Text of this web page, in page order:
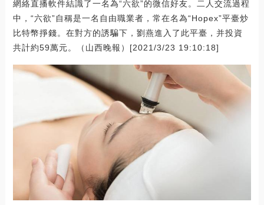
網絡直播軟件結識了一名為“六欲”的微信好友。二人交流過程
中，“六欲”自稱是一名自由職業者，常在名為“Hopex”平臺炒
比特幣掙錢。在對方的誘騙下，劉燕進入了此平臺，并投資
共計約59萬元。（山西晚報）[2021/3/23 19:10:18]